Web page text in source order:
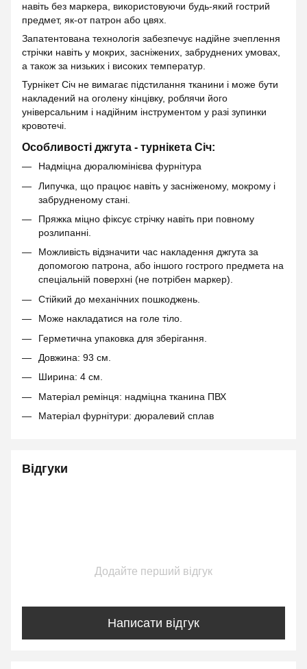
навіть без маркера, використовуючи будь-який гострий
предмет, як-от патрон або цвях.
Запатентована технологія забезпечує надійне зчеплення
стрічки навіть у мокрих, засніжених, забруднених умовах,
а також за низьких і високих температур.
Турнікет Січ не вимагає підстилання тканини і може бути
накладений на оголену кінцівку, роблячи його
універсальним і надійним інструментом у разі зупинки
кровотечі.
Особливості джгута - турнікета Січ:
Надміцна дюралюмінієва фурнітура
Липучка, що працює навіть у засніженому, мокрому і
забрудненому стані.
Пряжка міцно фіксує стрічку навіть при повному
розлипанні.
Можливість відзначити час накладення джгута за
допомогою патрона, або іншого гострого предмета на
спеціальній поверхні (не потрібен маркер).
Стійкий до механічних пошкоджень.
Може накладатися на голе тіло.
Герметична упаковка для зберігання.
Довжина: 93 см.
Ширина: 4 см.
Матеріал ремінця: надміцна тканина ПВХ
Матеріал фурнітури: дюралевий сплав
Відгуки
Додайте перший відгук
Написати відгук